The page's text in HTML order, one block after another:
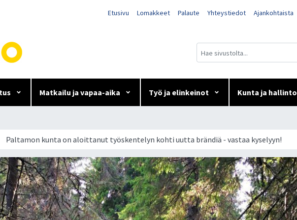
Etusivu Lomakkeet Palaute Yhteystiedot Ajankohtaista
Matkailu ja vapaa-aika Työ ja elinkeinot Kunta ja hallinto
työskentelyn kohti uutta brändiä -
Paltamon kunta on aloittanut työskentelyn kohti uutta brändiä - vastaa kyselyyn!